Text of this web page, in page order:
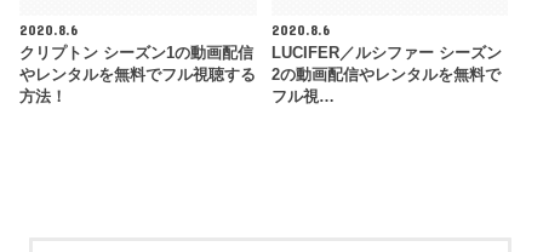
2020.8.6
クリプトン シーズン1の動画配信
やレンタルを無料でフル視聴する
方法！
2020.8.6
LUCIFER／ルシファー シーズン
2の動画配信やレンタルを無料で
フル視…